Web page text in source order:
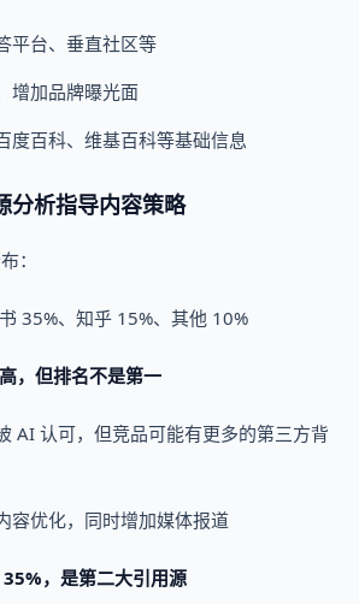
平台、垂直社区等
增加品牌曝光面
度百科、维基百科等基础信息
分析指导内容策略
：
35%、知乎 15%、其他 10%
，但排名不是第一
AI 认可，但竞品可能有更多的第三方背
容优化，同时增加媒体报道
，是第二大引用源